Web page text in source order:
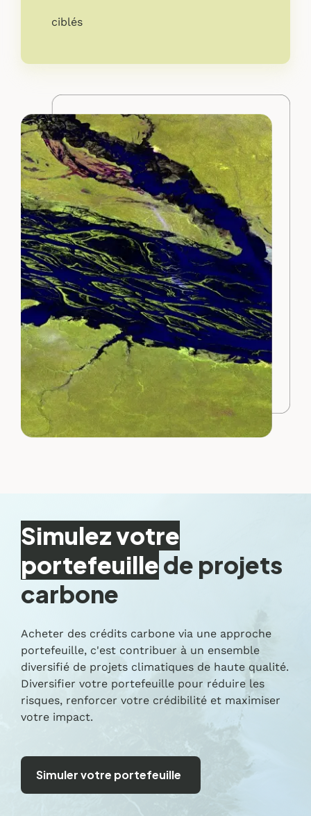
ciblés
Simulez votre
portefeuillede projets
carbone
Acheter des crédits carbone via une approche
portefeuille, c'est contribuer à un ensemble
diversifié de projets climatiques de haute qualité.
Diversifier votre portefeuille pour réduire les
risques, renforcer votre crédibilité et maximiser
votre impact.
Simuler votre portefeuille